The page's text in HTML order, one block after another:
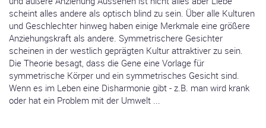
scheint alles andere als optisch blind zu sein. Über alle Kulturen
und Geschlechter hinweg haben einige Merkmale eine größere
Anziehungskraft als andere. Symmetrischere Gesichter
scheinen in der westlich geprägten Kultur attraktiver zu sein.
Die Theorie besagt, dass die Gene eine Vorlage für
symmetrische Körper und ein symmetrisches Gesicht sind.
Wenn es im Leben eine Disharmonie gibt - z.B. man wird krank
oder hat ein Problem mit der Umwelt ...